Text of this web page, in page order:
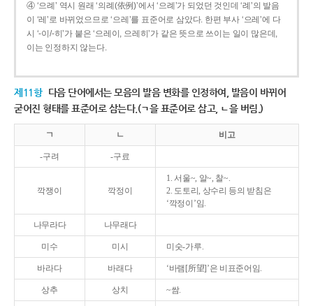
④ ‘으례’ 역시 원래 ‘의례(依例)’에서 ‘으례’가 되었던 것인데 ‘례’의 발음
이 ‘레’로 바뀌었으므로 ‘으레’를 표준어로 삼았다. 한편 부사 ‘으레’에 다
시 ‘-이/-히’가 붙은 ‘으레이, 으레히’가 같은 뜻으로 쓰이는 일이 많은데,
이는 인정하지 않는다.
제11항 다음 단어에서는 모음의 발음 변화를 인정하여, 발음이 바뀌어
굳어진 형태를 표준어로 삼는다.(ㄱ을 표준어로 삼고, ㄴ을 버림.)
ㄱ ㄴ 비고
-구려 -구료
깍쟁이 깍정이
1. 서울~, 알~, 찰~.
2. 도토리, 상수리 등의 받침은
‘깍정이’임.
나무라다 나무래다
미수 미시 미숫-가루.
바라다 바래다 ‘바램[所望]’은 비표준어임.
상추 상치 ~쌈.